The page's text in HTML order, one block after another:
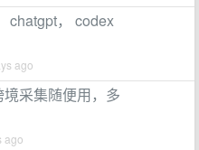
chatgpt， codex
ago
采集随便用，多
ago